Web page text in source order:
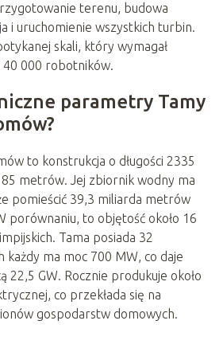
terenu, budowa
i uruchomienie wszystkich turbin.
skali, który wymagał
40 000 robotników.
parametry Tamy
to konstrukcja o długości 2335
metrów. Jej zbiornik wodny ma
pomieścić 39,3 miliarda metrów
porównaniu, to objętość około 16
Tama posiada 32
ma moc 700 MW, co daje
22,5 GW. Rocznie produkuje około
co przekłada się na
gospodarstw domowych.